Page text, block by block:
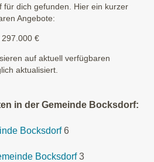
für dich gefunden. Hier ein kurzer
Angebote:
€
auf aktuell verfügbaren
aktualisiert.
in der Gemeinde Bocksdorf:
Bocksdorf 6
Bocksdorf 3